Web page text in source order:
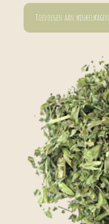
Toevoegen aan winkelwagen